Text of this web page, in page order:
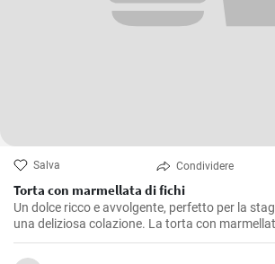
Salva Condividere
Torta con marmellata di fichi
Un dolce ricco e avvolgente, perfetto per la
una deliziosa colazione. La torta con
dessert saporito e profumato, ideale anche